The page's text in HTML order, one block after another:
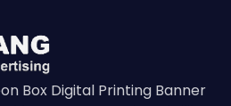
Box Digital Printing Banner